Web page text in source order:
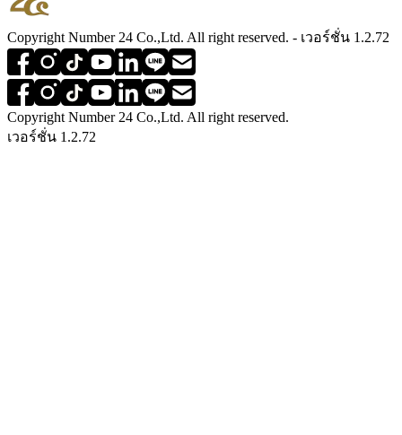
Copyright Number 24 Co.,Ltd. All right reserved. - เวอร์ชั่น 1.2.72
Copyright Number 24 Co.,Ltd. All right reserved.
เวอร์ชั่น 1.2.72